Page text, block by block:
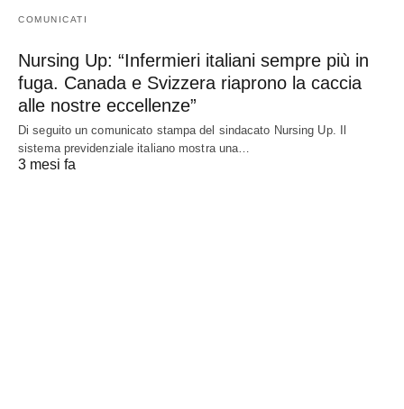
COMUNICATI
Nursing Up: “Infermieri italiani sempre più in
fuga. Canada e Svizzera riaprono la caccia
alle nostre eccellenze”
Di seguito un comunicato stampa del sindacato Nursing Up. Il
sistema previdenziale italiano mostra una…
3 mesi fa